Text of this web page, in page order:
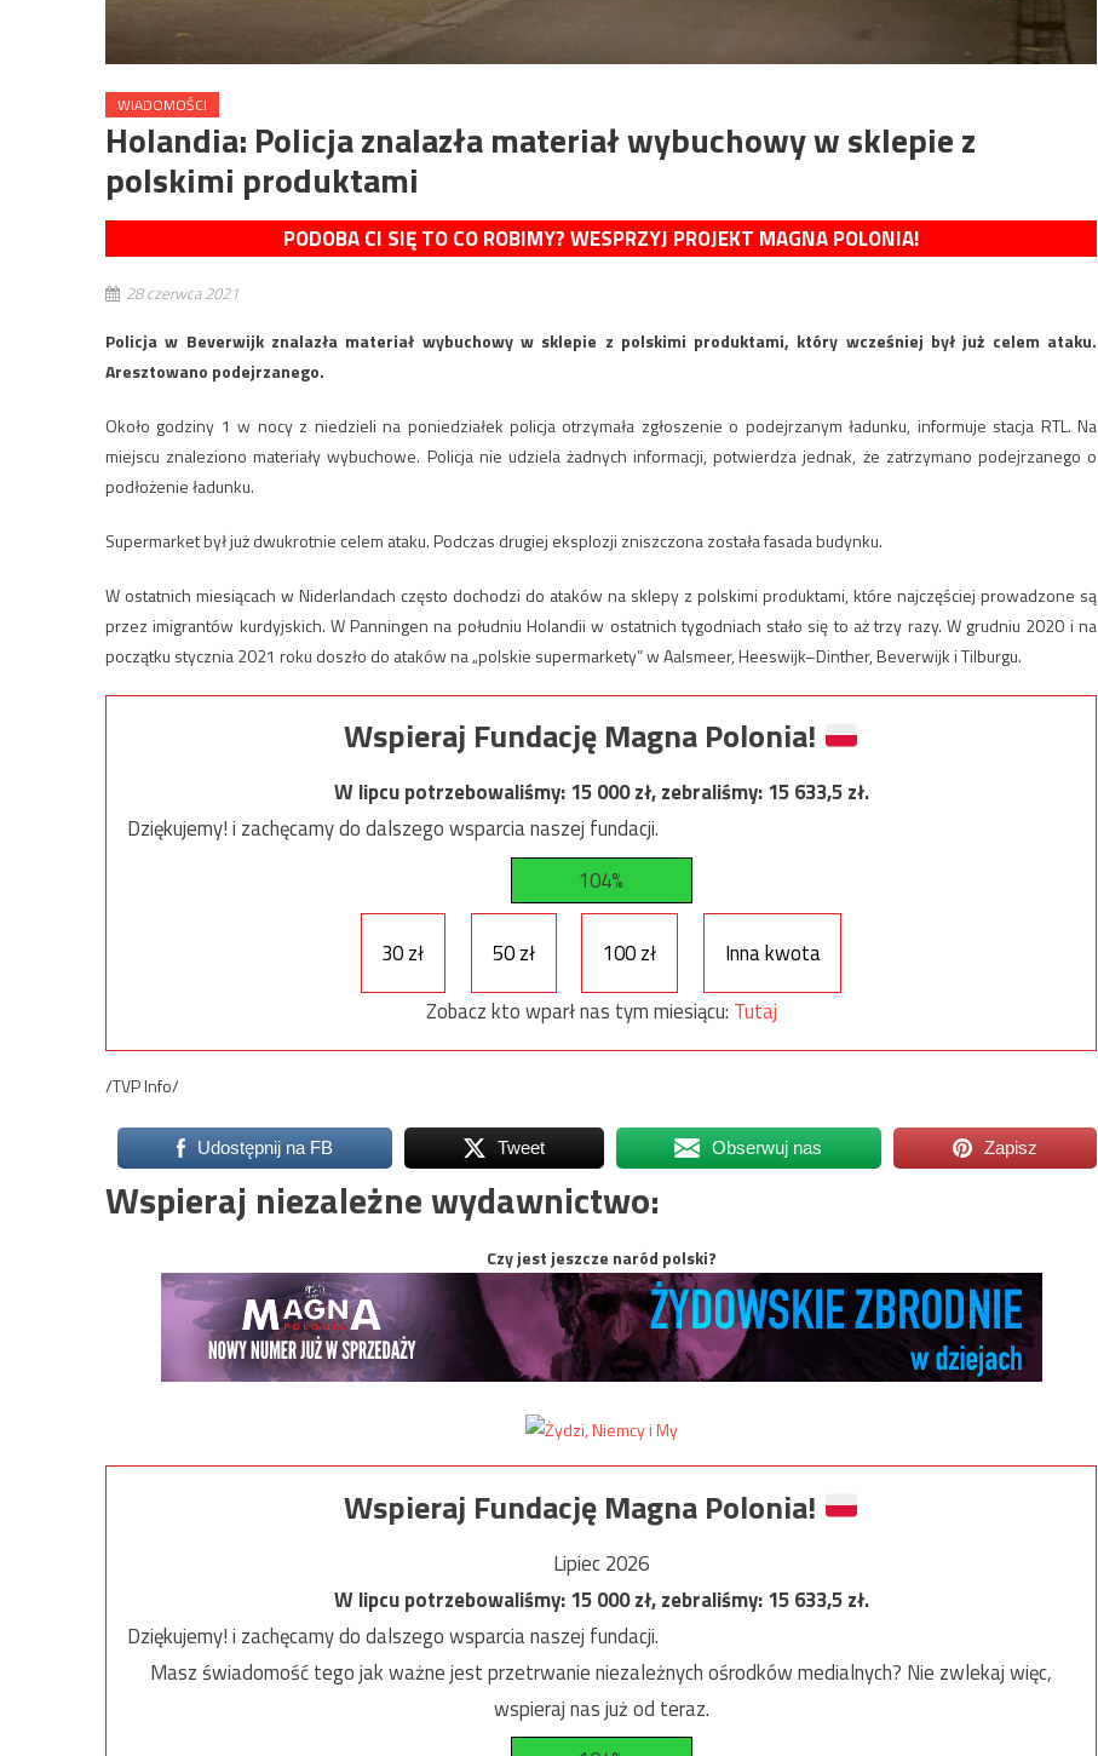
WIADOMOŚCI
Holandia: Policja znalazła materiał wybuchowy w sklepie z
polskimi produktami
PODOBA CI SIĘ TO CO ROBIMY? WESPRZYJ PROJEKT MAGNA POLONIA!
28 czerwca 2021
Policja w Beverwijk znalazła materiał wybuchowy w sklepie z polskimi produktami, który wcześniej był już celem ataku.
Aresztowano podejrzanego.
Około godziny 1 w nocy z niedzieli na poniedziałek policja otrzymała zgłoszenie o podejrzanym ładunku, informuje stacja RTL. Na
miejscu znaleziono materiały wybuchowe. Policja nie udziela żadnych informacji, potwierdza jednak, że zatrzymano podejrzanego o
podłożenie ładunku.
Supermarket był już dwukrotnie celem ataku. Podczas drugiej eksplozji zniszczona została fasada budynku.
W ostatnich miesiącach w Niderlandach często dochodzi do ataków na sklepy z polskimi produktami, które najczęściej prowadzone są
przez imigrantów kurdyjskich. W Panningen na południu Holandii w ostatnich tygodniach stało się to aż trzy razy. W grudniu 2020 i na
początku stycznia 2021 roku doszło do ataków na „polskie supermarkety” w Aalsmeer, Heeswijk–Dinther, Beverwijk i Tilburgu.
Wspieraj Fundację Magna Polonia!
W lipcu potrzebowaliśmy:15 000zł, zebraliśmy:15 633,5zł.
Dziękujemy! i zachęcamy do dalszego wsparcia naszej fundacji.
104%
30 zł 50 zł 100 zł
Inna kwota
Zobacz kto wparł nas tym miesiącu: Tutaj
/TVP Info/
Udostępnij na FB Tweet Obserwuj nas Zapisz
Wspieraj niezależne wydawnictwo:
Czy jest jeszcze naród polski?
Wspieraj Fundację Magna Polonia!
Lipiec 2026
W lipcu potrzebowaliśmy:15 000zł, zebraliśmy:15 633,5zł.
Dziękujemy! i zachęcamy do dalszego wsparcia naszej fundacji.
Masz świadomość tego jak ważne jest przetrwanie niezależnych ośrodków medialnych? Nie zwlekaj więc,
wspieraj nas już od teraz.